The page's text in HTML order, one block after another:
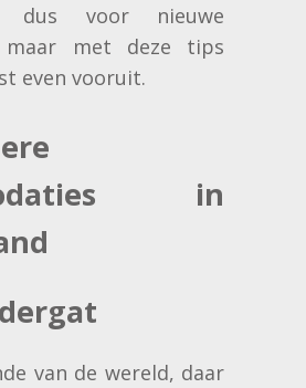
dus voor nieuwe
maar met deze tips
even vooruit.
in
van de wereld, daar